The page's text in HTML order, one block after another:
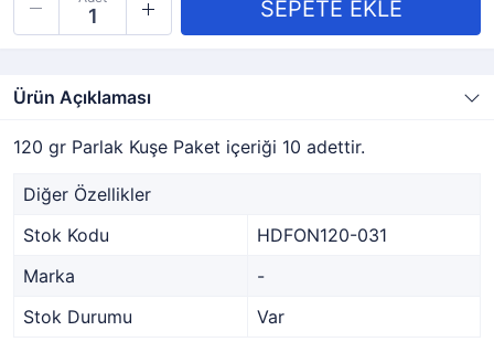
Ürün Açıklaması
120 gr Parlak Kuşe Paket içeriği 10 adettir.
Diğer Özellikler
Stok Kodu
HDFON120-031
Marka
-
Stok Durumu
Var